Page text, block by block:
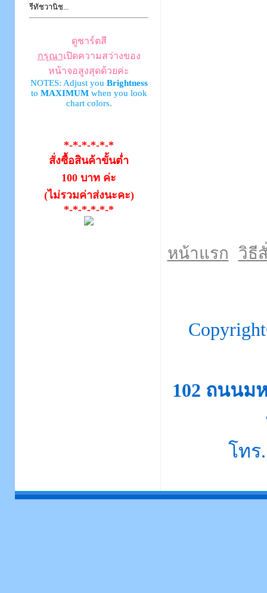
รีทัชวานิช...
ดูชาร์ตสี
กรุณาเปิดความสว่างของ
หน้าจอสูงสุดด้วยค่ะ
NOTES: Adjust you Brightness
to MAXIMUMwhen you look
chart colors.
*-*-*-*-*-*
สั่งซื้อสินค้าขั้นต่ำ
100 บาท ค่ะ
(ไม่รวมค่าส่งนะคะ)
*-*-*-*-*-*
หน้าแรก วิธี
102 ถนนม
โทร